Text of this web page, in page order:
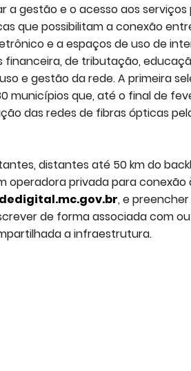
a gestão e o acesso aos
que possibilitam a conexão
e a espaços de uso de
de tributação,
e gestão da rede. A primeira
municípios que, até o final de
das redes de fibras ópticas
distantes até 50 km do
operadora privada para
, e
de forma associada com
a infraestrutura.